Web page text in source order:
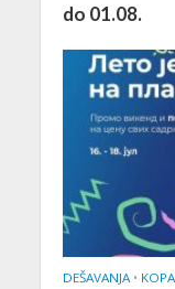
do 01.08.
DEŠAVANJA •